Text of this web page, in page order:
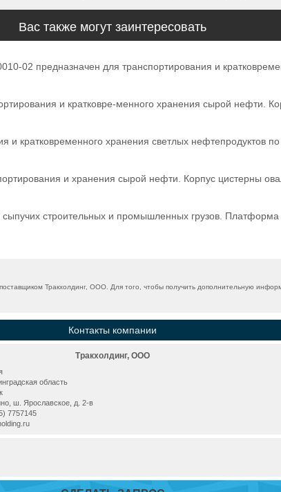
Вас также могут заинтересовать
02 предназначен для транспортирования и
и кратковре-менного хранения сырой нефти.
кратковременного хранения светлых нефтепродуктов
и хранения сырой нефти. Корпус цистерны
строительных и промышленных грузов.
Тракхолдинг, ООО. Для того, чтобы получить дополнительную
Контакты компании
Тракхолдинг, ООО
область
ш. Ярославское, д. 2-в
7757145